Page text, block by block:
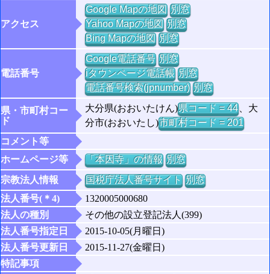
アクセス
Google Mapの地図 別窓
Yahoo Mapの地図 別窓
Bing Mapの地図 別窓
電話番号
Google電話番号 別窓
iタウンページ電話帳 別窓
電話番号検索(jpnumber) 別窓
県・市町村コー
ド
大分県(おおいたけん)県コード = 44、大
分市(おおいたし)市町村コード = 201
コメント等
ホームページ等
「本因寺」の情報 別窓
宗教法人情報
国税庁法人番号サイト 別窓
法人番号(＊4)
1320005000680
法人の種別
その他の設立登記法人(399)
法人番号指定日
2015-10-05(月曜日)
法人番号更新日
2015-11-27(金曜日)
特記事項